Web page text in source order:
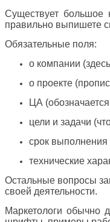
Существует большое
правильно выпишете
Обязательные поля:
о компании
о проекте
ЦА
цели и задачи
срок выполнения
технические
Остальные вопросы
своей деятельности.
Маркетологи обычно